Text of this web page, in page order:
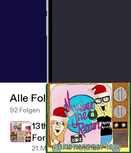
Alle Folgen
92 Folgen
13th February 1987 -
Fork Time
21. März 2023 32 min